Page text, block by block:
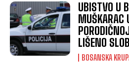
UBISTVO U
MUŠKARAC
LIŠENO
BOSANSKA